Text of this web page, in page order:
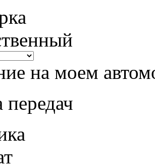
на моем